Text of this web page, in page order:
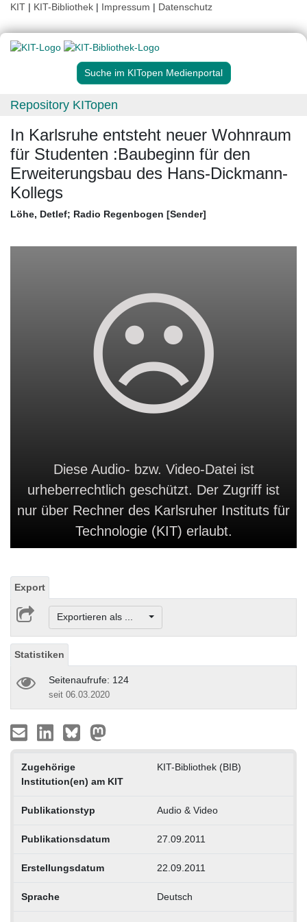
KIT | KIT-Bibliothek | Impressum | Datenschutz
Suche im KITopen Medienportal
Repository KITopen
In Karlsruhe entsteht neuer Wohnraum
für Studenten :Baubeginn für den
Erweiterungsbau des Hans-Dickmann-
Kollegs
Löhe, Detlef; Radio Regenbogen [Sender]
Diese Audio- bzw. Video-Datei ist
urheberrechtlich geschützt. Der Zugriff ist
nur über Rechner des Karlsruher Instituts für
Technologie (KIT) erlaubt.
Export
Exportieren als ...
Statistiken
Seitenaufrufe: 124
seit 06.03.2020
Zugehörige
Institution(en) am KIT
KIT-Bibliothek (BIB)
Publikationstyp Audio & Video
Publikationsdatum 27.09.2011
Erstellungsdatum 22.09.2011
Sprache Deutsch